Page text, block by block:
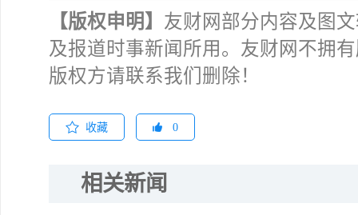
【版权申明】 友财网部分内容及图
及报道时事新闻所用。友财网不拥
版权方请联系我们删除！
收藏 0
相关新闻